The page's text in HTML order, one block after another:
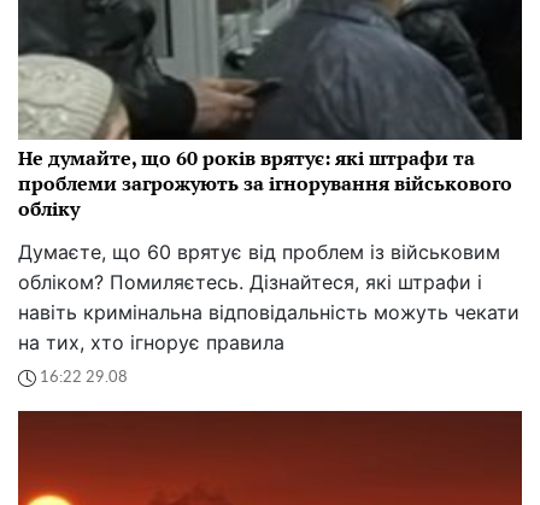
Не думайте, що 60 років врятує: які штрафи та
проблеми загрожують за ігнорування військового
обліку
Думаєте, що 60 врятує від проблем із військовим
обліком? Помиляєтесь. Дізнайтеся, які штрафи і
навіть кримінальна відповідальність можуть чекати
на тих, хто ігнорує правила
16:22 29.08